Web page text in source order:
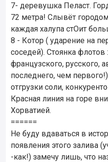
7- деревушка Пеласт.
72 метра! Слывёт
каждая халупа стОит
8 - Котор ( ударение на
соседей). Стоянка флотов
французского, русского,
последнего, чем
отгрузки соли,
Красная линия на горе
Хорватией.
======
Не буду вдаваться в
появления этого залива
-как!) замечу лишь, что